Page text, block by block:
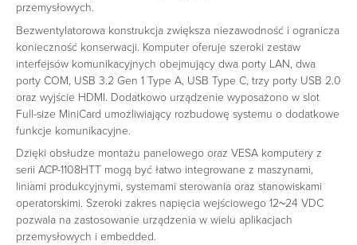
przemysłowych.
Bezwentylatorowa konstrukcja zwiększa niezawodność i ogranicza
konieczność konserwacji. Komputer oferuje szeroki zestaw
interfejsów komunikacyjnych obejmujący dwa porty LAN, dwa
porty COM, USB 3.2 Gen 1 Type A, USB Type C, trzy porty USB 2.0
oraz wyjście HDMI. Dodatkowo urządzenie wyposażono w slot
Full-size MiniCard umożliwiający rozbudowę systemu o dodatkowe
funkcje komunikacyjne.
Dzięki obsłudze montażu panelowego oraz VESA komputery z
serii ACP-1108HTT mogą być łatwo integrowane z maszynami,
liniami produkcyjnymi, systemami sterowania oraz stanowiskami
operatorskimi. Szeroki zakres napięcia wejściowego 12~24 VDC
pozwala na zastosowanie urządzenia w wielu aplikacjach
przemysłowych i embedded.